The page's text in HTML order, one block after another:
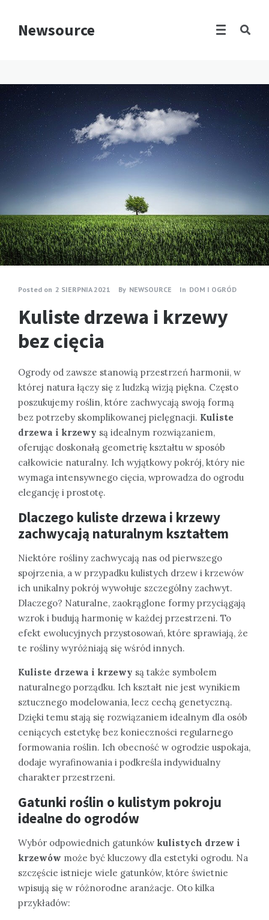
Newsource
Posted on 2 SIERPNIA 2021 By NEWSOURCE In DOM I OGRÓD
Kuliste drzewa i krzewy
bez cięcia
Ogrody od zawsze stanowią przestrzeń harmonii, w
której natura łączy się z ludzką wizją piękna. Często
poszukujemy roślin, które zachwycają swoją formą
bez potrzeby skomplikowanej pielęgnacji. Kuliste
drzewa i krzewy są idealnym rozwiązaniem,
oferując doskonałą geometrię kształtu w sposób
całkowicie naturalny. Ich wyjątkowy pokrój, który nie
wymaga intensywnego cięcia, wprowadza do ogrodu
elegancję i prostotę.
Dlaczego kuliste drzewa i krzewy
zachwycają naturalnym kształtem
Niektóre rośliny zachwycają nas od pierwszego
spojrzenia, a w przypadku kulistych drzew i krzewów
ich unikalny pokrój wywołuje szczególny zachwyt.
Dlaczego? Naturalne, zaokrąglone formy przyciągają
wzrok i budują harmonię w każdej przestrzeni. To
efekt ewolucyjnych przystosowań, które sprawiają, że
te rośliny wyróżniają się wśród innych.
Kuliste drzewa i krzewy są także symbolem
naturalnego porządku. Ich kształt nie jest wynikiem
sztucznego modelowania, lecz cechą genetyczną.
Dzięki temu stają się rozwiązaniem idealnym dla osób
ceniących estetykę bez konieczności regularnego
formowania roślin. Ich obecność w ogrodzie uspokaja,
dodaje wyrafinowania i podkreśla indywidualny
charakter przestrzeni.
Gatunki roślin o kulistym pokroju
idealne do ogrodów
Wybór odpowiednich gatunków kulistych drzew i
krzewów może być kluczowy dla estetyki ogrodu. Na
szczęście istnieje wiele gatunków, które świetnie
wpisują się w różnorodne aranżacje. Oto kilka
przykładów: